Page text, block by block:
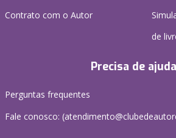
Contrato com o Autor
de
Precisa de
Perguntas frequentes
Fale conosco: